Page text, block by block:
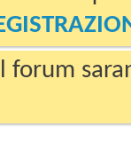
forum